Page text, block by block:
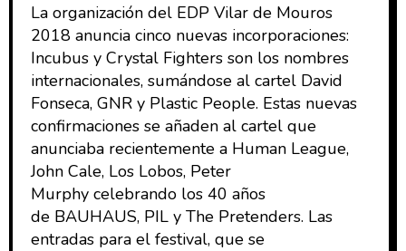
La organización del EDP Vilar de Mouros
2018 anuncia cinco nuevas incorporaciones:
Incubus y Crystal Fighters son los nombres
internacionales, sumándose al cartel David
Fonseca, GNR y Plastic People. Estas nuevas
confirmaciones se añaden al cartel que
anunciaba recientemente a Human League,
John Cale, Los Lobos, Peter
Murphy celebrando los 40 años
de BAUHAUS, PIL y The Pretenders. Las
entradas para el festival, que se